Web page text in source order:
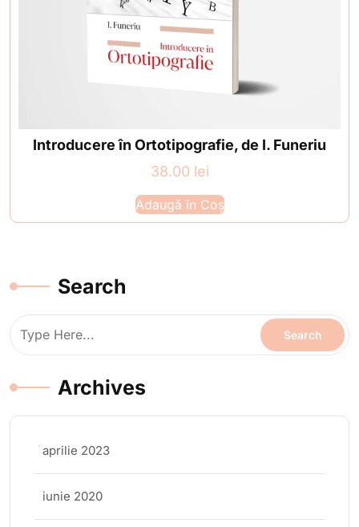
Introducere în Ortotipografie, de I. Funeriu
38.00 lei
Adaugă în Coș
Search
Archives
aprilie 2023
iunie 2020